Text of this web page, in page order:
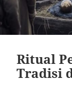
Ritual
Tradisi